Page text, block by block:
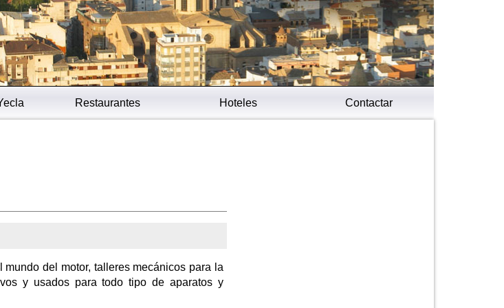
Restaurantes Hoteles Contactar
del motor, talleres mecánicos para la
y usados para todo tipo de aparatos y